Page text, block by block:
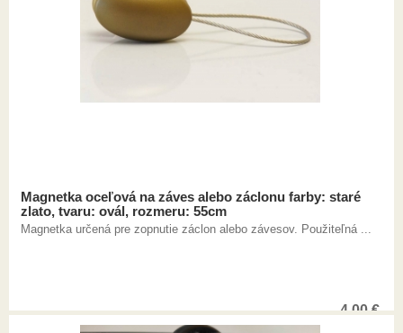
Magnetka oceľová na záves alebo záclonu farby: staré
zlato, tvaru: ovál, rozmeru: 55cm
Magnetka určená pre zopnutie záclon alebo závesov. Použiteľná ...
4,00€